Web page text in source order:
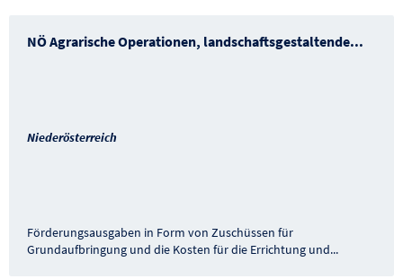
NÖ Agrarische Operationen, landschaftsgestaltende...
Niederösterreich
Förderungsausgaben in Form von Zuschüssen für
Grundaufbringung und die Kosten für die Errichtung und...